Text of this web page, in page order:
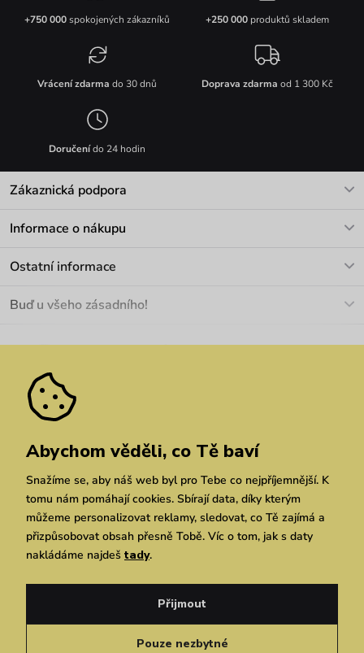
+750 000spokojených zákazníků +250 000produktů skladem
Vrácení zdarma do 30 dnů Doprava zdarma od 1 300 Kč
Doručenído 24 hodin
Zákaznická podpora
Informace o nákupu
Materiály a údržba
Pozáruční opravy
Ostatní informace
Velkoobchod
We Care
Dárkové poukazy
Vuchlook
Prodejny
Praha Brno Chrudim
Buď u všeho zásadního!
Zásady ochrany osobních údajů
Simplia.cz
Zásady ochrany osobních údajů
Abychom věděli, co Tě baví
Snažíme se, aby náš web byl pro Tebe co nejpříjemnější. K
tomu nám pomáhají cookies. Sbírají data, díky kterým
můžeme personalizovat reklamy, sledovat, co Tě zajímá a
přizpůsobovat obsah přesně Tobě. Víc o tom, jak s daty
nakládáme najdeš tady.
Pouze nezbytné
Přijmout